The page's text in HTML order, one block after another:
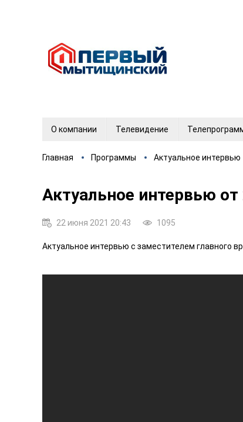
О компании Телевидение
Главная Программы Актуальное интервью
Актуальное интервью
22 июня 2021 20:43 1095
Актуальное интервью с заместителем главного